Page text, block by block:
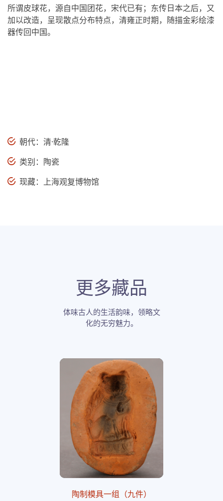
所谓皮球花，源自中国团花，宋代已有；东传日本之后，又
加以改造，呈现散点分布特点，清雍正时期，随描金彩绘漆
器传回中国。
朝代：清·乾隆
类别：陶瓷
现藏：上海观复博物馆
更多藏品
体味古人的生活韵味，领略文
化的无穷魅力。
陶制模具一组（九件）